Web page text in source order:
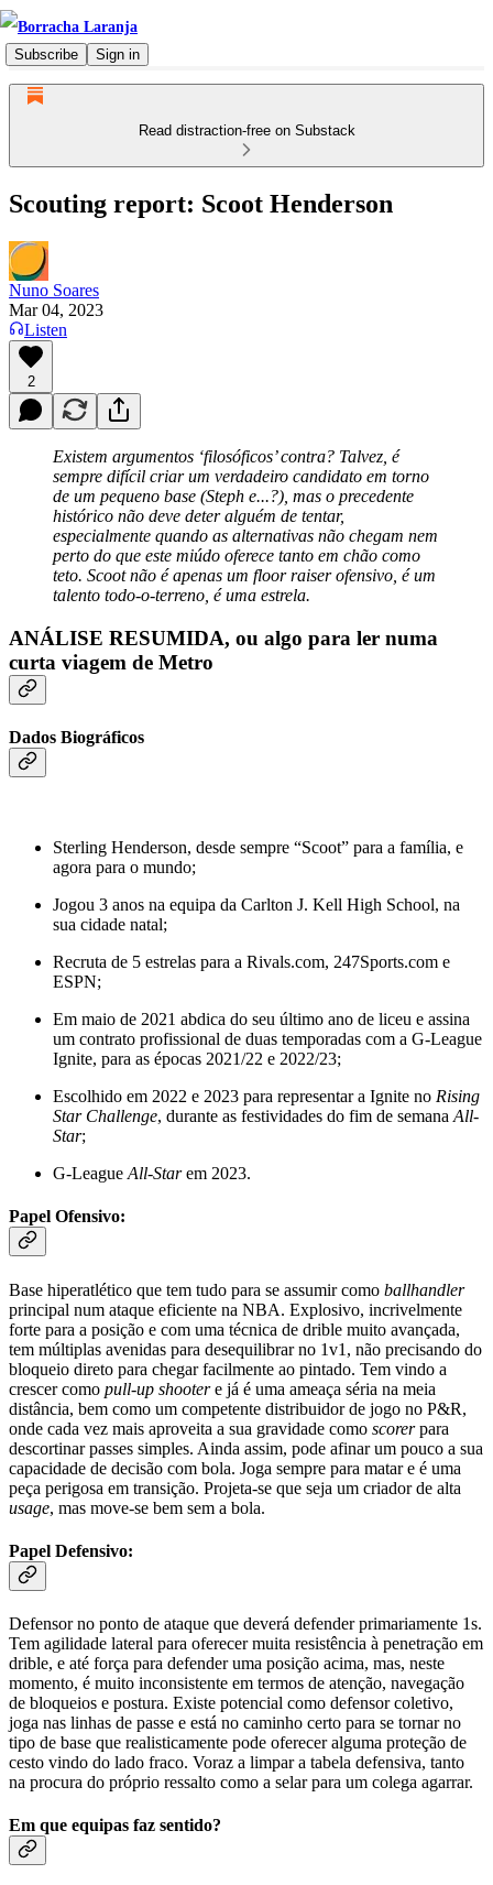
Subscribe Sign in
Read distraction-free on Substack
Scouting report: Scoot Henderson
Nuno Soares
Mar 04, 2023
Listen
2
Existem argumentos ‘filosóficos’ contra? Talvez, é
sempre difícil criar um verdadeiro candidato em torno
de um pequeno base (Steph e...?), mas o precedente
histórico não deve deter alguém de tentar,
especialmente quando as alternativas não chegam nem
perto do que este miúdo oferece tanto em chão como
teto. Scoot não é apenas um floor raiser ofensivo, é um
talento todo-o-terreno, é uma estrela.
ANÁLISE RESUMIDA, ou algo para ler numa
curta viagem de Metro
Dados Biográficos
Sterling Henderson, desde sempre “Scoot” para a família, e
agora para o mundo;
Jogou 3 anos na equipa da Carlton J. Kell High School, na
sua cidade natal;
Recruta de 5 estrelas para a Rivals.com, 247Sports.com e
ESPN;
Em maio de 2021 abdica do seu último ano de liceu e assina
um contrato profissional de duas temporadas com a G-League
Ignite, para as épocas 2021/22 e 2022/23;
Escolhido em 2022 e 2023 para representar a Ignite no Rising
Star Challenge, durante as festividades do fim de semana All-
Star;
G-League All-Starem 2023.
Papel Ofensivo:
Base hiperatlético que tem tudo para se assumir como ballhandler
principal num ataque eficiente na NBA. Explosivo, incrivelmente
forte para a posição e com uma técnica de drible muito avançada,
tem múltiplas avenidas para desequilibrar no 1v1, não precisando do
bloqueio direto para chegar facilmente ao pintado. Tem vindo a
crescer como pull-up shootere já é uma ameaça séria na meia
distância, bem como um competente distribuidor de jogo no P&R,
onde cada vez mais aproveita a sua gravidade como scorerpara
descortinar passes simples. Ainda assim, pode afinar um pouco a sua
capacidade de decisão com bola. Joga sempre para matar e é uma
peça perigosa em transição. Projeta-se que seja um criador de alta
usage, mas move-se bem sem a bola.
Papel Defensivo:
Defensor no ponto de ataque que deverá defender primariamente 1s.
Tem agilidade lateral para oferecer muita resistência à penetração em
drible, e até força para defender uma posição acima, mas, neste
momento, é muito inconsistente em termos de atenção, navegação
de bloqueios e postura. Existe potencial como defensor coletivo,
joga nas linhas de passe e está no caminho certo para se tornar no
tipo de base que realisticamente pode oferecer alguma proteção de
cesto vindo do lado fraco. Voraz a limpar a tabela defensiva, tanto
na procura do próprio ressalto como a selar para um colega agarrar.
Em que equipas faz sentido?